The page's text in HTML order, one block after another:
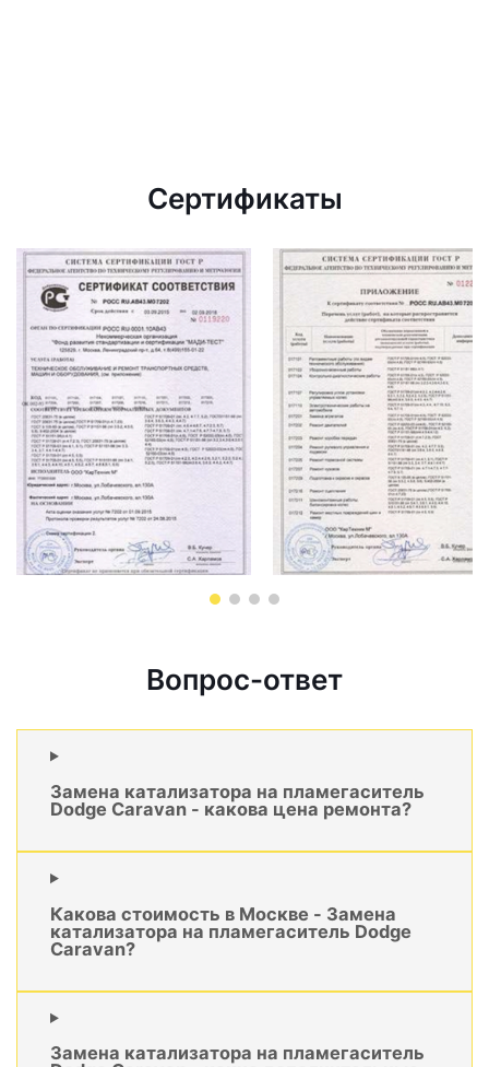
Сертификаты
Вопрос-ответ
Замена катализатора на пламегаситель
Dodge Caravan - какова цена ремонта?
Какова стоимость в Москве - Замена
катализатора на пламегаситель Dodge
Caravan?
Замена катализатора на пламегаситель